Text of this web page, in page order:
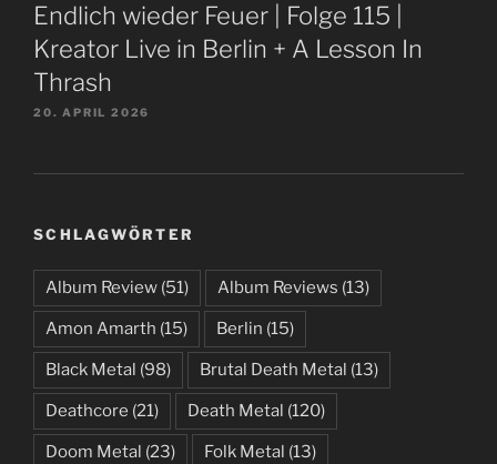
Endlich wieder Feuer | Folge 115 |
Kreator Live in Berlin + A Lesson In
Thrash
20. APRIL 2026
SCHLAGWÖRTER
Album Review (51) Album Reviews (13)
Amon Amarth (15) Berlin (15)
Black Metal (98) Brutal Death Metal (13)
Deathcore (21) Death Metal (120)
Doom Metal (23) Folk Metal (13)